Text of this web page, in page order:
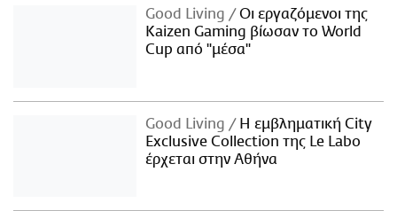
Good Living
Οι εργαζόμενοι της
Kaizen Gaming βίωσαν το World
Cup από "μέσα"
Good Living
Η εμβληματική City
Exclusive Collection της Le Labo
έρχεται στην Αθήνα